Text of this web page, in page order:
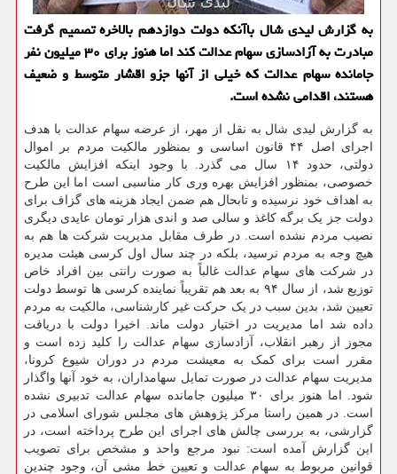
به گزارش لیدی شال باآنكه دولت دوازدهم بالاخره تصمیم گرفت
مبادرت به آزادسازی سهام عدالت كند اما هنوز برای ۳۰ میلیون نفر
جامانده سهام عدالت كه خیلی از آنها جزو اقشار متوسط و ضعیف
هستند، اقدامی نشده است.
به گزارش لیدی شال به نقل از مهر، از عرضه سهام عدالت با هدف
اجرای اصل ۴۴ قانون اساسی و بمنظور مالکیت مردم بر اموال
دولتی، حدود ۱۴ سال می گذرد. با وجود اینکه افزایش مالکیت
خصوصی، بمنظور افزایش بهره وری کار مناسبی است اما این طرح
به اهداف خود نرسیده و تابحال هم ضمن ایجاد هزینه های گزاف برای
دولت جز یک برگه کاغذ و سالی صد و اندی هزار تومان عایدی دیگری
نصیب مردم نشده است. در طرف مقابل مدیریت شرکت ها هم به
هیچ وجه به مردم نرسید، بلکه در چند سال اول کرسی هیئت مدیره
در شرکت های سهام عدالت غالباً به صورت رانتی بین افراد خاص
توزیع شد، از سال ۹۴ به بعد هم تقریباً نماینده کرسی ها توسط دولت
تعیین شد، بدین سبب در یک حرکت غیر کارشناسی، مالکیت به مردم
داده شد اما مدیریت در اختیار دولت ماند. اخیرا دولت با دریافت
مجوز از رهبر انقلاب، آزادسازی سهام عدالت را کلید زده است و
مقرر است برای کمک به معیشت مردم در دوران شیوع کرونا،
مدیریت سهام عدالت در صورت تمایل سهامداران، به خود آنها واگذار
شود. اما هنوز برای ۳۰ میلیون جامانده سهام عدالت تدبیری نشده
است. در همین راستا مرکز پژوهش های مجلس شورای اسلامی در
گزارشی، به بررسی چالش های اجرای این طرح پرداخته است، در
این گزارش آمده است: نبود مرجع واحد و مشخص برای تصویب
قوانین مربوط به سهام عدالت و تعیین خط مشی آن، وجود چندین